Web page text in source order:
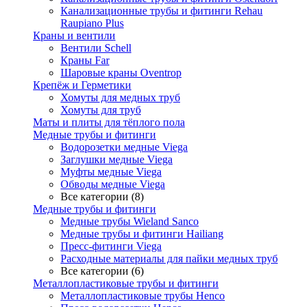
Канализационные трубы и фитинги Rehau
Raupiano Plus
Краны и вентили
Вентили Schell
Краны Far
Шаровые краны Oventrop
Крепёж и Герметики
Хомуты для медных труб
Хомуты для труб
Маты и плиты для тёплого пола
Медные трубы и фитинги
Водорозетки медные Viega
Заглушки медные Viega
Муфты медные Viega
Обводы медные Viega
Все категории (8)
Медные трубы и фитинги
Медные трубы Wieland Sanco
Медные трубы и фитинги Hailiang
Пресс-фитинги Viega
Расходные материалы для пайки медных труб
Все категории (6)
Металлопластиковые трубы и фитинги
Металлопластиковые трубы Henco